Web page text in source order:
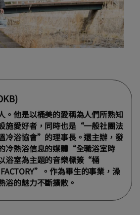
。他是以桶美的愛稱為人們所熟知
施愛好者，同時也是“一般社團法
冷浴協會”的理事長。還主辦，發
冷熱浴信息的媒體“全職浴室時
浴室為主題的音樂標簽“桶
。作為畢生的事業，澡
浴的魅力不斷擴散。